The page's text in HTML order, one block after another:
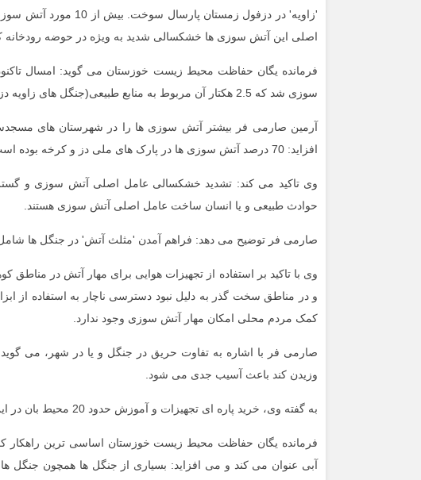
اصلی این آتش سوزی ها خشکسالی شدید به ویژه در حوضه رودخانه
سوزی شد که 2.5 هکتار آن مربوط به منابع طبیعی(جنگل های زاویه دزفول) است.
آرمین صارمی فر بیشتر آتش سوزی ها را در شهرستان های
افزاید: 70 درصد آتش سوزی ها در پارک های ملی دز و کرخه بوده است.
وی تاکید می کند: تشدید خشکسالی عامل اصلی آتش سوزی و
حوادث طبیعی و یا انسان ساخت عامل اصلی آتش سوزی هستند.
صارمی فر توضیح می دهد: فراهم آمدن 'مثلث آتش' در جنگل ها
وی با تاکید بر استفاده از تجهیزات هوایی برای مهار آتش در مناطق
و در مناطق سخت گذر به دلیل نبود دسترسی ناچار به استفاده از
کمک مردم محلی امکان مهار آتش سوزی وجود ندارد.
صارمی فر با اشاره به تفاوت حریق در جنگل و یا در شهر، می
وزیدن کند باعث آسیب جدی می شود.
به گفته وی، خرید پاره ای تجهیزات و آموزش حدود 20 محیط بان در این راستا انجام شده است.
فرمانده یگان حفاظت محیط زیست خوزستان اساسی ترین
آبی عنوان می کند و می افزاید: بسیاری از جنگل ها همچون جنگل